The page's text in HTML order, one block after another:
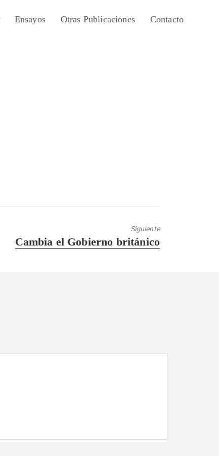
Ensayos Otras Publicaciones Contacto
Siguiente
Entrada
Cambia el Gobierno británico